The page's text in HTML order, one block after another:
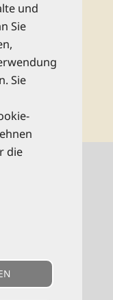
abonnieren
Uhr)
und
Sie
Sie
die